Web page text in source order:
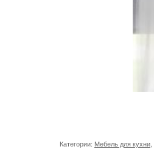
Категории: Мебель для кухни